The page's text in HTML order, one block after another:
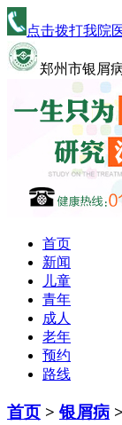
点击拨打我院
郑州市银屑
首页
新闻
儿童
青年
成人
老年
预约
路线
首页 >银屑病 >